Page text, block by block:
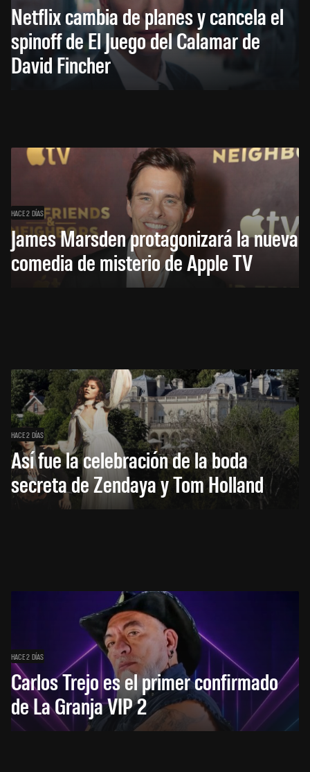
Netflix cambia de planes y cancela el
spinoff de El Juego del Calamar de
David Fincher
HACE 2 DÍAS
James Marsden protagonizará la nueva
comedia de misterio de Apple TV
HACE 2 DÍAS
Así fue la celebración de la boda
secreta de Zendaya y Tom Holland
HACE 2 DÍAS
Carlos Trejo es el primer confirmado
de La Granja VIP 2